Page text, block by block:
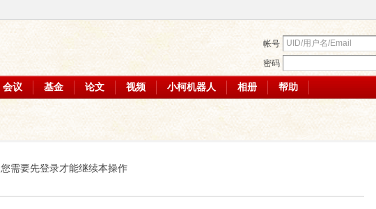
帐号
密码
会议 基金 论文 视频 小柯机器人 相册 帮助
您需要先登录才能继续本操作